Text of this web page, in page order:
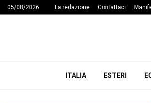
05/08/2026 La redazione Contattaci
ITALIA ESTERI